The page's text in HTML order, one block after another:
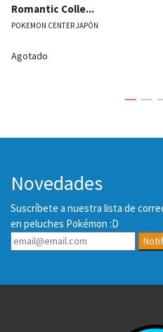
Romantic Colle...
POKEMON CENTER JAPÓN
Agotado
Novedades
Suscríbete a nuestra lista de
en peluches Pokémon :D